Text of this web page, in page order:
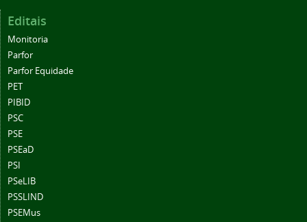
Editais
Monitoria
Parfor
Parfor Equidade
PET
PIBID
PSC
PSE
PSEaD
PSI
PSeLIB
PSSLIND
PSEMus